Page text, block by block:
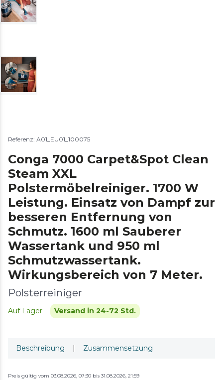
Referenz: A01_EU01_100075
Conga 7000 Carpet&Spot Clean
Steam XXL
Polstermöbelreiniger. 1700 W
Leistung. Einsatz von Dampf zur
besseren Entfernung von
Schmutz. 1600 ml Sauberer
Wassertank und 950 ml
Schmutzwassertank.
Wirkungsbereich von 7 Meter.
Polsterreiniger
Auf Lager Versand in 24-72 Std.
Beschreibung | Zusammensetzung
Preis gültig vom 03.08.2026, 07:30 bis 31.08.2026, 21:59